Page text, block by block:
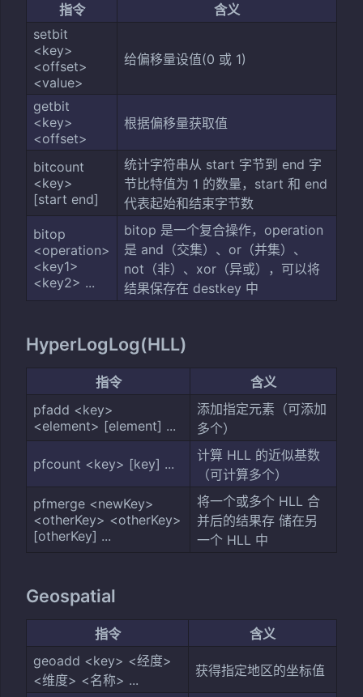
指令
含义
setbit
<key>
<offset>
<value>
给偏移量设值(0 或 1)
getbit
<key>
<offset>
根据偏移量获取值
bitcount
<key>
[start end]
统计字符串从 start 字节到 end 字
节比特值为 1 的数量，start 和 end
代表起始和结束字节数
bitop
<operation>
<key1>
<key2> ...
bitop 是一个复合操作，operation
是 and（交集）、or（并集）、
not（非）、xor（异或），可以将
结果保存在 destkey 中
HyperLogLog(HLL)
指令
含义
pfadd <key>
<element> [element] ...
添加指定元素（可添加
多个）
pfcount <key> [key] ...
计算 HLL 的近似基数
（可计算多个）
pfmerge <newKey>
<otherKey> <otherKey>
[otherKey] ...
将一个或多个 HLL 合
并后的结果存 储在另
一个 HLL 中
Geospatial
指令
含义
geoadd <key> <经度>
<维度> <名称> ...
获得指定地区的坐标值